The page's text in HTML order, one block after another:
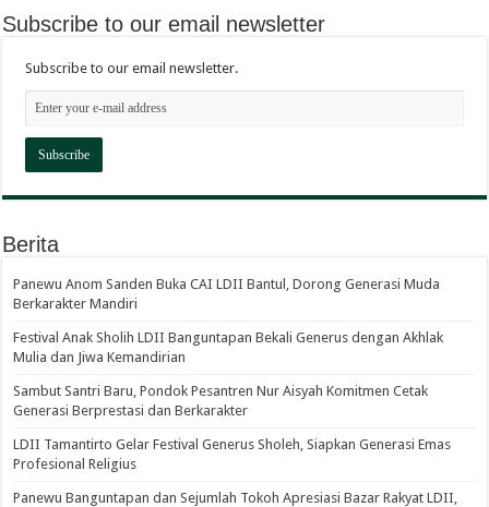
Subscribe to our email newsletter
Subscribe to our email newsletter.
Berita
Panewu Anom Sanden Buka CAI LDII Bantul, Dorong Generasi Muda
Berkarakter Mandiri
Festival Anak Sholih LDII Banguntapan Bekali Generus dengan Akhlak
Mulia dan Jiwa Kemandirian
Sambut Santri Baru, Pondok Pesantren Nur Aisyah Komitmen Cetak
Generasi Berprestasi dan Berkarakter
LDII Tamantirto Gelar Festival Generus Sholeh, Siapkan Generasi Emas
Profesional Religius
Panewu Banguntapan dan Sejumlah Tokoh Apresiasi Bazar Rakyat LDII,